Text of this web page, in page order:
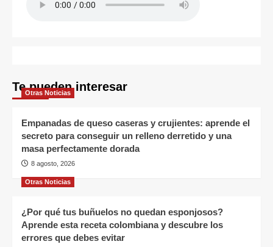
Te pueden interesar
Otras Noticias
Empanadas de queso caseras y crujientes: aprende el
secreto para conseguir un relleno derretido y una
masa perfectamente dorada
8 agosto, 2026
Otras Noticias
¿Por qué tus buñuelos no quedan esponjosos?
Aprende esta receta colombiana y descubre los
errores que debes evitar